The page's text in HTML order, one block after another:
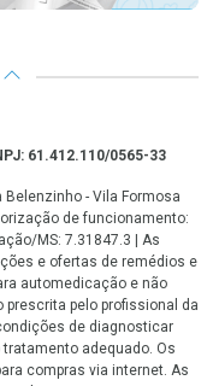
61.412.110/0565-33
Belenzinho - Vila Formosa
de funcionamento:
MS: 7.31847.3 | As
e ofertas de remédios e
automedicação e não
pelo profissional da
de diagnosticar
adequado. Os
compras via internet. As